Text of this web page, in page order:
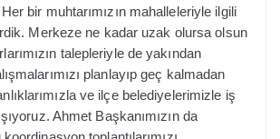
bir muhtarımızın mahalleleriyle ilgili
Merkeze ne kadar uzak olursa olsun
talepleriyle de yakından
planlayıp geç kalmadan
ve ilçe belediyelerimizle iş
Ahmet Başkanımızın da